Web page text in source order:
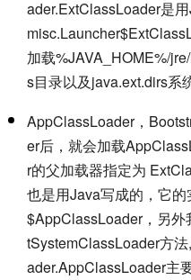
ader.ExtClassLoader是
加载%JAVA_HOME%/
s目录以及java.ext.dirs系
AppClassLoader，
er后，就会加载
r的父加载器指定为
也是用Java写成的，它
$AppClassLoader，另
tSystemClassLoader方
ader.AppClassLoader主